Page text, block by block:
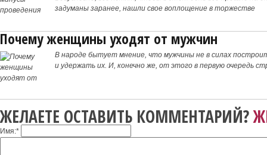
задуманы заранее, нашли свое воплощение в торжестве
Почему женщины уходят от мужчин
В народе бытует мнение, что мужчины не в силах
и удержать их. И, конечно же, от этого в первую очередь
ЖЕЛАЕТЕ ОСТАВИТЬ КОММЕНТАРИЙ?
Имя:*